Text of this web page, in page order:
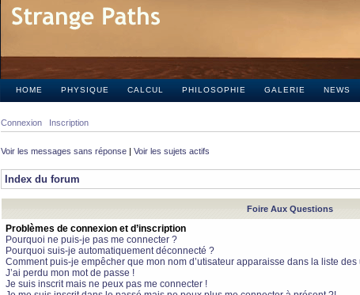
HOME PHYSIQUE CALCUL PHILOSOPHIE GALERIE NEWS
Connexion Inscription
Voir les messages sans réponse | Voir les sujets actifs
Index du forum
Foire Aux Questions
Problèmes de connexion et d’inscription
Pourquoi ne puis-je pas me connecter ?
Pourquoi suis-je automatiquement déconnecté ?
Comment puis-je empêcher que mon nom d’utisateur apparaisse dans la liste
J’ai perdu mon mot de passe !
Je suis inscrit mais ne peux pas me connecter !